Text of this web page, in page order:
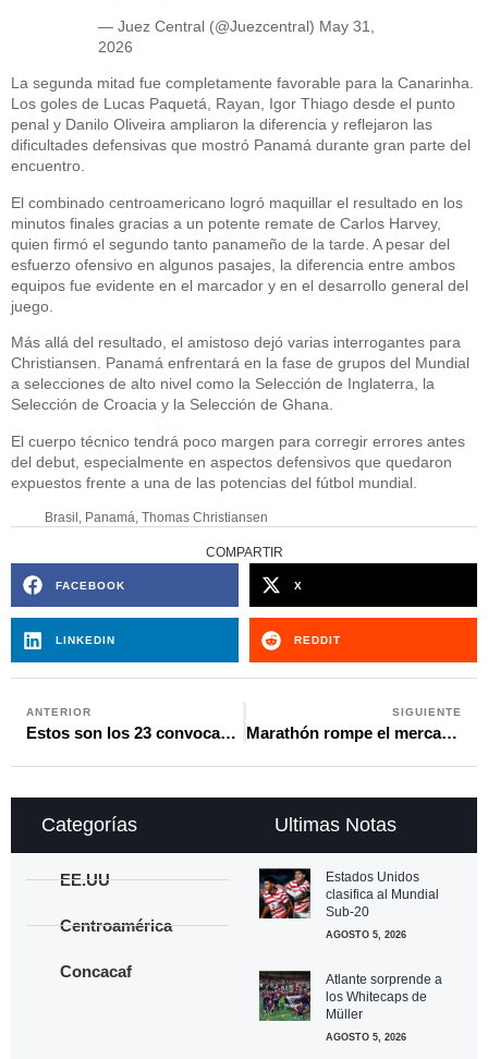
— Juez Central (@Juezcentral) May 31,
2026
La segunda mitad fue completamente favorable para la Canarinha.
Los goles de Lucas Paquetá, Rayan, Igor Thiago desde el punto
penal y Danilo Oliveira ampliaron la diferencia y reflejaron las
dificultades defensivas que mostró Panamá durante gran parte del
encuentro.
El combinado centroamericano logró maquillar el resultado en los
minutos finales gracias a un potente remate de Carlos Harvey,
quien firmó el segundo tanto panameño de la tarde. A pesar del
esfuerzo ofensivo en algunos pasajes, la diferencia entre ambos
equipos fue evidente en el marcador y en el desarrollo general del
juego.
Más allá del resultado, el amistoso dejó varias interrogantes para
Christiansen. Panamá enfrentará en la fase de grupos del Mundial
a selecciones de alto nivel como la Selección de Inglaterra, la
Selección de Croacia y la Selección de Ghana.
El cuerpo técnico tendrá poco margen para corregir errores antes
del debut, especialmente en aspectos defensivos que quedaron
expuestos frente a una de las potencias del fútbol mundial.
Brasil , Panamá,Thomas Christiansen
COMPARTIR
FACEBOOK X
LINKEDIN REDDIT
ANTERIOR
Estos son los 23 convocados de Costa Rica para enfrentar a la Selección de Colombia
SIGUIENTE
Marathón rompe el mercado de fichajes en Honduras y ficha a Alberth Elis
Ultimas Notas
Estados Unidos
clasifica al Mundial
Sub-20
AGOSTO 5, 2026
Atlante sorprende a
los Whitecaps de
Müller
AGOSTO 5, 2026
Categorías
EE.UU
Centroamérica
Concacaf